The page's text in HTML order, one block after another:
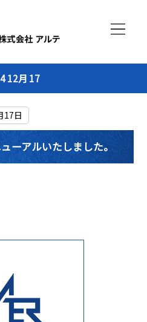
12月 17
17日
ーアルいたしました。